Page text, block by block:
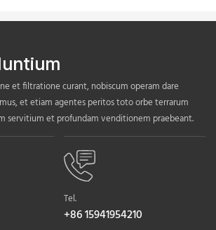
et filtratione curant, nobiscum operam dare
et etiam agentes peritos toto orbe terrarum
servitium et profundam venditionem praebeant.
Tel.
+86 15941954210